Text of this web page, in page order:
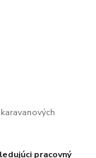
pracovný